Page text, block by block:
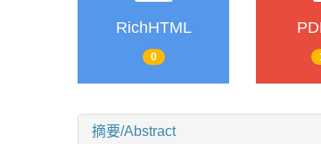
RichHTML
0
摘要/Abstract